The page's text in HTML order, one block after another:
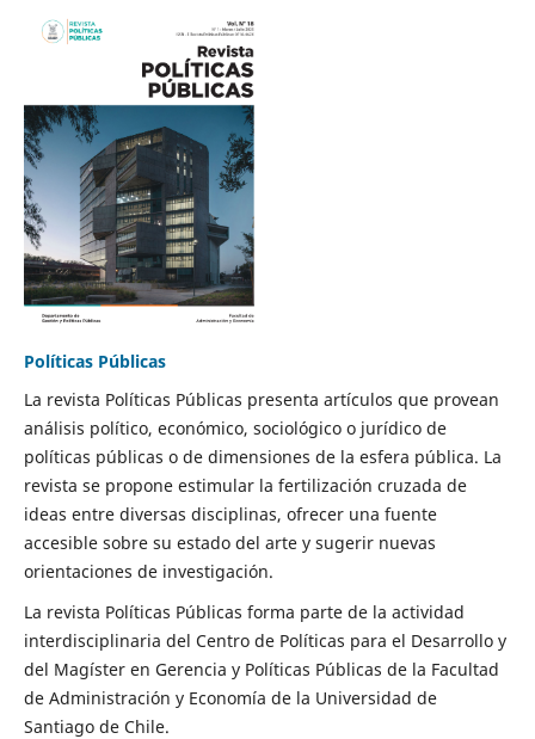
Políticas Públicas
La revista Políticas Públicas presenta artículos que provean
análisis político, económico, sociológico o jurídico de
políticas públicas o de dimensiones de la esfera pública. La
revista se propone estimular la fertilización cruzada de
ideas entre diversas disciplinas, ofrecer una fuente
accesible sobre su estado del arte y sugerir nuevas
orientaciones de investigación.
La revista Políticas Públicas forma parte de la actividad
interdisciplinaria del Centro de Políticas para el Desarrollo y
del Magíster en Gerencia y Políticas Públicas de la Facultad
de Administración y Economía de la Universidad de
Santiago de Chile.